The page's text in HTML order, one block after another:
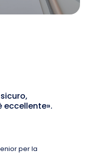
eccellente».
per la